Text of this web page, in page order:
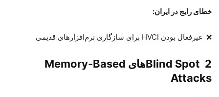
خطای رایج در ایران:
❌ غیرفعال بودن HVCI برای سازگاری نرم‌افزارهای قدیمی
2️
Blind Spotهای Memory-Based
Attacks